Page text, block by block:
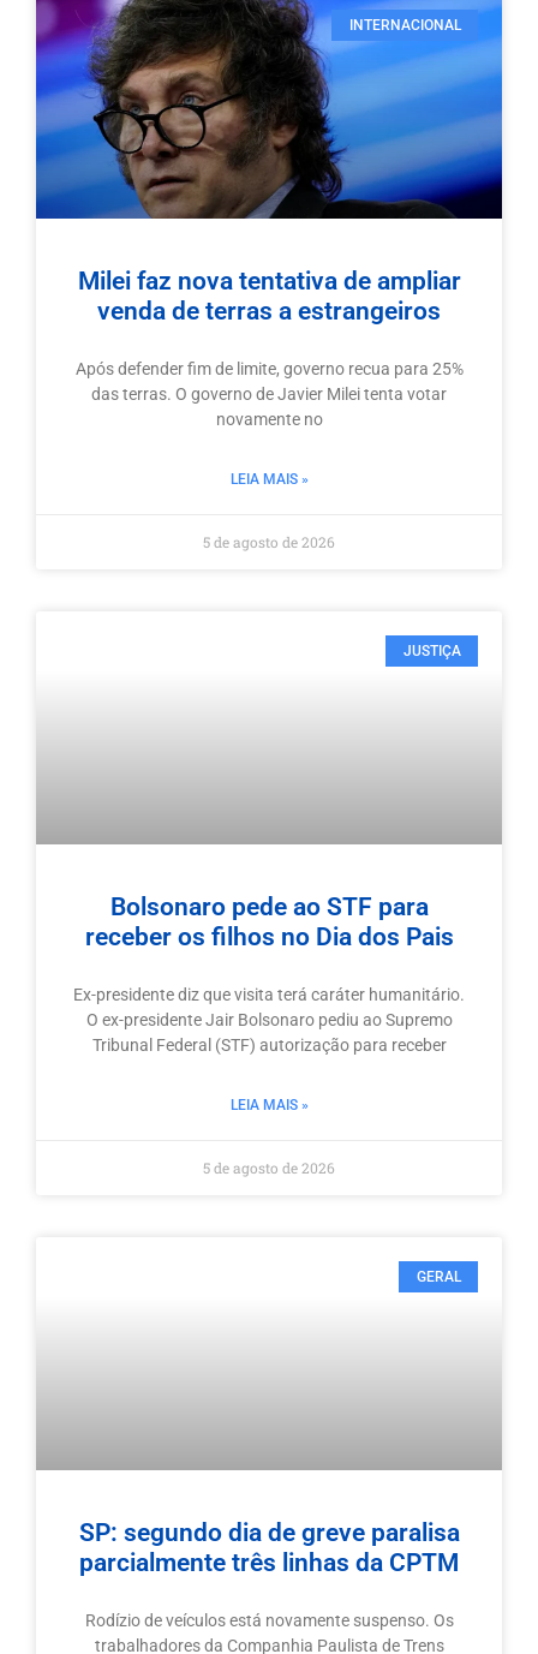
INTERNACIONAL
Milei faz nova tentativa de ampliar
venda de terras a estrangeiros
Após defender fim de limite, governo recua para 25%
das terras. O governo de Javier Milei tenta votar
novamente no
LEIA MAIS »
5 de agosto de 2026
JUSTIÇA
Bolsonaro pede ao STF para
receber os filhos no Dia dos Pais
Ex-presidente diz que visita terá caráter humanitário.
O ex-presidente Jair Bolsonaro pediu ao Supremo
Tribunal Federal (STF) autorização para receber
LEIA MAIS »
5 de agosto de 2026
GERAL
SP: segundo dia de greve paralisa
parcialmente três linhas da CPTM
Rodízio de veículos está novamente suspenso. Os
trabalhadores da Companhia Paulista de Trens